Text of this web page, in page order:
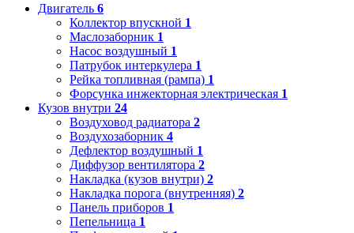
Двигатель 6
Коллектор впускной 1
Маслозаборник 1
Насос воздушный 1
Патрубок интеркулера 1
Рейка топливная (рампа) 1
Форсунка инжекторная электрическая 1
Кузов внутри 24
Воздуховод радиатора 2
Воздухозаборник 4
Дефлектор воздушный 1
Диффузор вентилятора 2
Накладка (кузов внутри) 2
Накладка порога (внутренняя) 2
Панель приборов 1
Пепельница 1